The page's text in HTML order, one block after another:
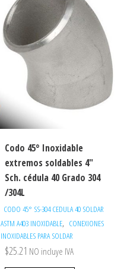
Codo 45° Inoxidable
extremos soldables 4″
Sch. cédula 40 Grado 304
/304L
CODO 45° SS-304 CEDULA 40 SOLDAR
ASTM A403 INOXIDABLE, CONEXIONES
INOXIDABLES PARA SOLDAR
$25.21 NO incluye IVA